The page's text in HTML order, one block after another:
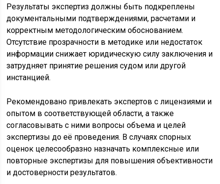
Результаты экспертиз должны быть подкреплены
документальными подтверждениями, расчетами и
корректным методологическим обоснованием.
Отсутствие прозрачности в методике или недостаток
информации снижает юридическую силу заключения и
затрудняет принятие решения судом или другой
инстанцией.
Рекомендовано привлекать экспертов с лицензиями и
опытом в соответствующей области, а также
согласовывать с ними вопросы объема и целей
экспертизы до её проведения. В случаях спорных
оценок целесообразно назначать комплексные или
повторные экспертизы для повышения объективности
и достоверности результатов.